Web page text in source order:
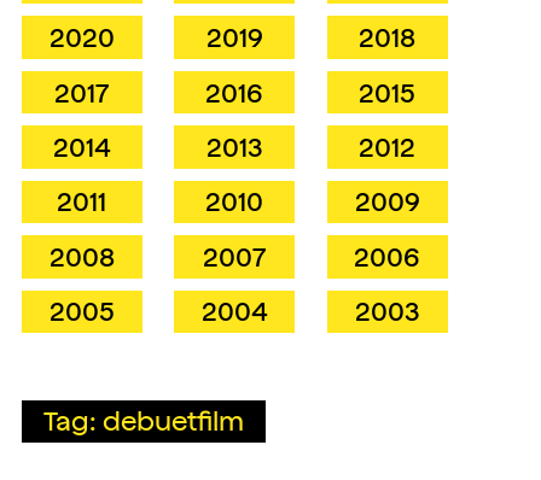
2020
2019
2018
2017
2016
2015
2014
2013
2012
2011
2010
2009
2008
2007
2006
2005
2004 2003
Tag: debuetfilm